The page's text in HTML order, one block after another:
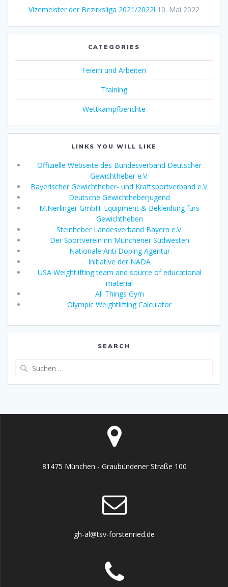
Vizemeister der Bezirksliga 2021/2022! 10. Mai 2022
CATEGORIES
Feiern und Arbeiten
Training
Wettkampfberichte
LINKS YOU WILL LIKE
Offizielle Webseite des Bundesverband Deutscher
Gewichtheber e.V.
Bayerischer Gewichtheber- und Kraftsportverband e.V.
Deutsche Gewichtheberjugend
M.Nerlinger GmbH: Equipment & Bekleidung fürs
Gewichtheben
Steinheber Landesverband Bayern e.V.
Der Sportverein im Münchener Südwesten
Nationale Anti Doping Agentur
Initiative der NADA
USA Weightlifting team and source of educational
material
All Things Gym
Olympic Weightlifting Calculator
SEARCH
81475 München - Graubündener Straße 100
gh-al@tsv-forstenried.de